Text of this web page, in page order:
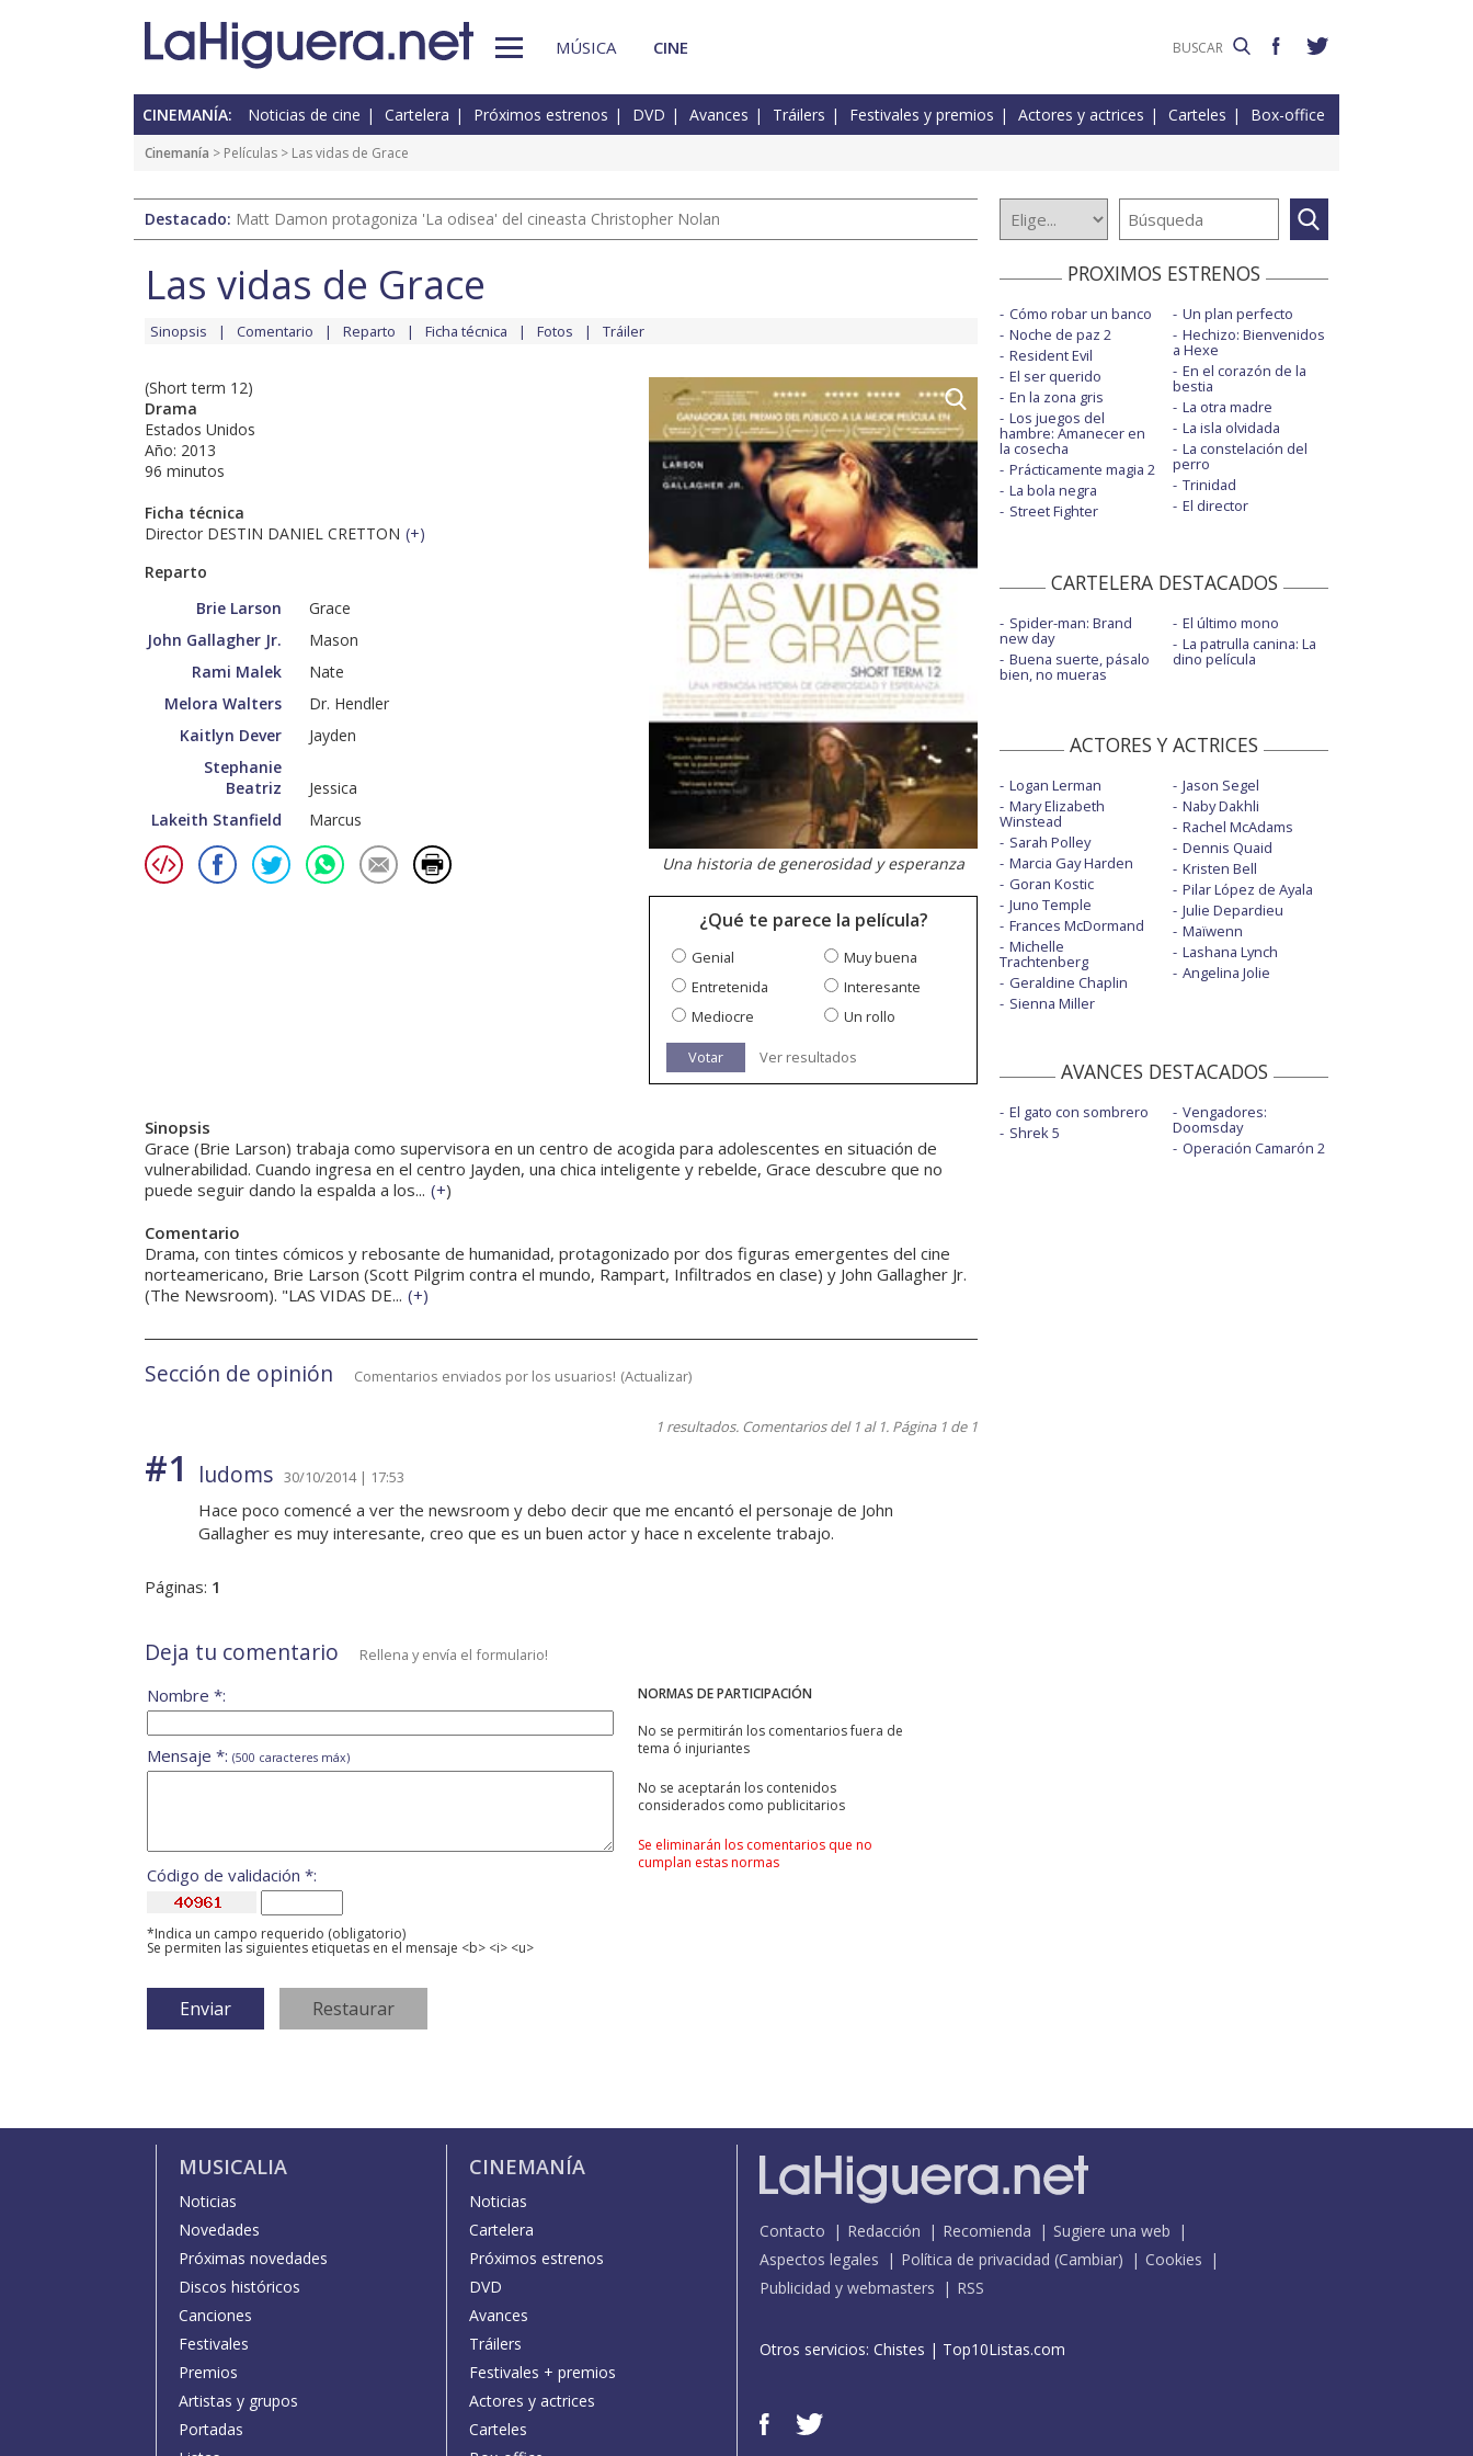
MÚSICA CINE
CINEMANÍA: Noticias de cine Cartelera Próximos estrenos DVD Avances Tráilers Festivales y premios Actores y actrices Carteles Box-office
Cinemanía > Películas > Las vidas de Grace
Destacado: Matt Damon protagoniza 'La odisea' del cineasta Christopher Nolan
Las vidas de Grace
Sinopsis Comentario Reparto Ficha técnica Fotos Tráiler
(Short term 12)
Drama
Estados Unidos
Año: 2013
96 minutos
Ficha técnica
Director DESTIN DANIEL CRETTON (+)
Reparto
Brie Larson
Grace
John Gallagher Jr.
Mason
Rami Malek
Nate
Melora Walters
Dr. Hendler
Kaitlyn Dever
Jayden
Stephanie
Beatriz
Jessica
Lakeith Stanfield
Marcus
Una historia de generosidad y esperanza
¿Qué te parece la película?
Genial
Muy buena
Entretenida
Interesante
Mediocre
Un rollo
Votar Ver resultados
Sinopsis
Grace (Brie Larson) trabaja como supervisora en un centro de acogida para adolescentes en situación de
vulnerabilidad. Cuando ingresa en el centro Jayden, una chica inteligente y rebelde, Grace descubre que no
puede seguir dando la espalda a los... (+)
Comentario
Drama, con tintes cómicos y rebosante de humanidad, protagonizado por dos figuras emergentes del cine
norteamericano, Brie Larson (Scott Pilgrim contra el mundo, Rampart, Infiltrados en clase) y John Gallagher Jr.
(The Newsroom). "LAS VIDAS DE... (+)
Sección de opinión Comentarios enviados por los usuarios! (Actualizar)
1 resultados. Comentarios del 1 al 1. Página 1 de 1
#1 ludoms 30/10/2014 | 17:53
Hace poco comencé a ver the newsroom y debo decir que me encantó el personaje de John
Gallagher es muy interesante, creo que es un buen actor y hace n excelente trabajo.
Páginas: 1
Deja tu comentario Rellena y envía el formulario!
NORMAS DE PARTICIPACIÓN
No se permitirán los comentarios fuera de
tema ó injuriantes
No se aceptarán los contenidos
considerados como publicitarios
Se eliminarán los comentarios que no
cumplan estas normas
Nombre *:
Mensaje *: (500 caracteres máx)
Código de validación *:
*Indica un campo requerido (obligatorio)
Se permiten las siguientes etiquetas en el mensaje <b> <i> <u>
PROXIMOS ESTRENOS
Cómo robar un banco
Noche de paz 2
Resident Evil
El ser querido
En la zona gris
Los juegos del
hambre: Amanecer en
la cosecha
Prácticamente magia 2
La bola negra
Street Fighter
Un plan perfecto
Hechizo: Bienvenidos
a Hexe
En el corazón de la
bestia
La otra madre
La isla olvidada
La constelación del
perro
Trinidad
El director
CARTELERA DESTACADOS
Spider-man: Brand
new day
Buena suerte, pásalo
bien, no mueras
El último mono
La patrulla canina: La
dino película
ACTORES Y ACTRICES
Logan Lerman
Mary Elizabeth
Winstead
Sarah Polley
Marcia Gay Harden
Goran Kostic
Juno Temple
Frances McDormand
Michelle
Trachtenberg
Geraldine Chaplin
Sienna Miller
Jason Segel
Naby Dakhli
Rachel McAdams
Dennis Quaid
Kristen Bell
Pilar López de Ayala
Julie Depardieu
Maïwenn
Lashana Lynch
Angelina Jolie
AVANCES DESTACADOS
El gato con sombrero
Shrek 5
Vengadores:
Doomsday
Operación Camarón 2
MUSICALIA
Noticias
Novedades
Próximas novedades
Discos históricos
Canciones
Festivales
Premios
Artistas y grupos
Portadas
CINEMANÍA
Noticias
Cartelera
Próximos estrenos
DVD
Avances
Tráilers
Festivales + premios
Actores y actrices
Carteles
Contacto Redacción Recomienda
Sugiere una web
Aspectos legales
Política de privacidad (Cambiar)
Cookies
Publicidad y webmasters
RSS
Otros servicios: Chistes | Top10Listas.com